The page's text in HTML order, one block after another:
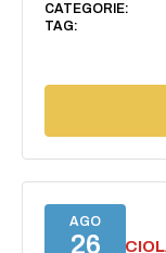
CATEGORIE:
TAG:
AGO
26